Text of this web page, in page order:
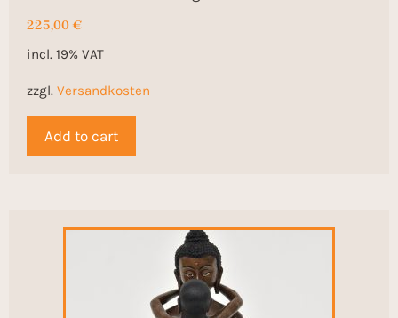
225,00€
incl. 19% VAT
zzgl. Versandkosten
Add to cart